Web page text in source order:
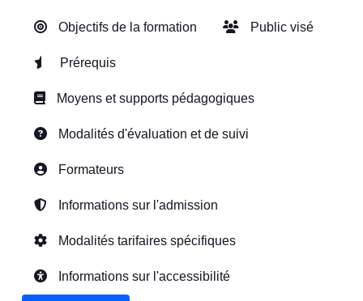
Objectifs de la formation Public visé
Prérequis
Moyens et supports pédagogiques
Modalités d'évaluation et de suivi
Formateurs
Informations sur l'admission
Modalités tarifaires spécifiques
Informations sur l'accessibilité